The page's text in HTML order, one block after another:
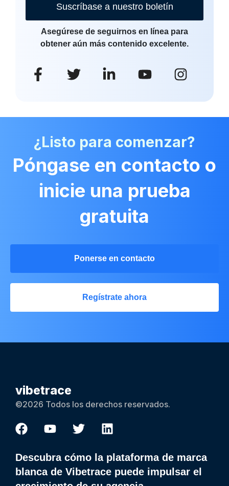
Suscríbase a nuestro boletín
Asegúrese de seguirnos en línea para
obtener aún más contenido excelente.
¿Listo para comenzar?
Póngase en contacto o
inicie una prueba
gratuita
Ponerse en contacto
Regístrate ahora
vibetrace
©2026 Todos los derechos reservados.
Descubra cómo la plataforma de marca
blanca de Vibetrace puede impulsar el